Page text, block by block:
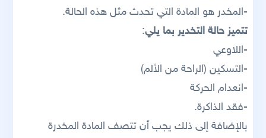
-المخدر هو المادة التي تحدث مثل هذه الحالة.
تتميز حالة التخدير بما يلي:
-اللاوعي
-التسكين (الراحة من الألم)
-انعدام الحركة
-فقد الذاكرة.
بالإضافة إلى ذلك يجب أن تتصف المادة المخدرة